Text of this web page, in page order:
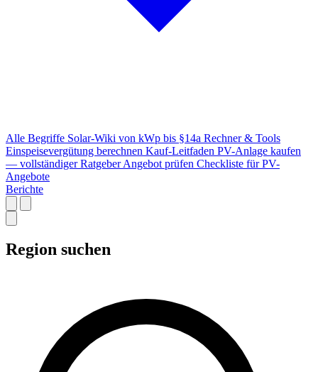
Alle Begriffe Solar-Wiki von kWp bis §14a Rechner & Tools
Einspeisevergütung berechnen Kauf-Leitfaden PV-Anlage kaufen
— vollständiger Ratgeber Angebot prüfen Checkliste für PV-
Angebote
Berichte
Region suchen